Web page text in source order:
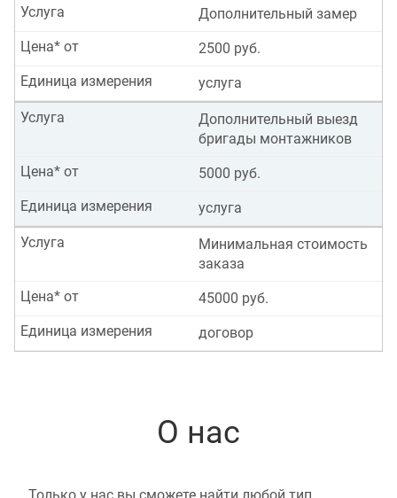
Дополнительный замер
Услуга
2500 руб.
Цена* от
услуга
Единица измерения
Дополнительный выезд
бригады монтажников
Услуга
5000 руб.
Цена* от
услуга
Единица измерения
Минимальная стоимость
заказа
Услуга
45000 руб.
Цена* от
договор
Единица измерения
О нас
Только у нас вы сможете найти любой тип